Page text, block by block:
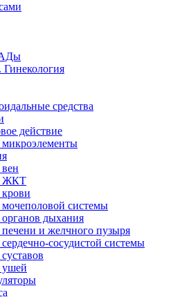
средства
действие
ЖКТ
крови
мочеполовой системы
органов дыхания
печени и желчного пузыря
сосудистой системы
ушей